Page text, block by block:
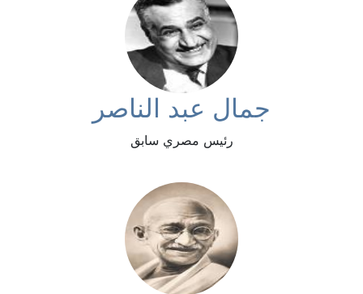
جمال عبد الناصر
رئيس مصري سابق